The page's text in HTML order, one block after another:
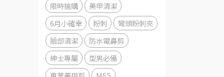
限時搶購
美甲清潔
6月小確幸
粉刺
彎頭粉刺夾
臉部清潔
防水電鼻剪
紳士專屬
型男必備